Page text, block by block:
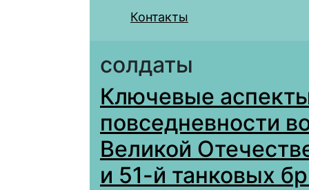
Контакты
солдаты
Ключевые
повседневности
Великой
и 51-й танковых